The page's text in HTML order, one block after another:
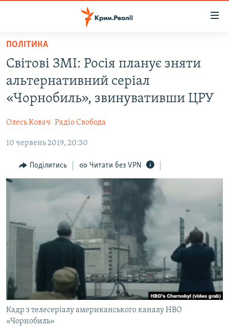
Перейти
основного
матеріалу
Перейти
до
основної
Перейти
пошуку
ВІДЕО ТА ФОТО
БЛОГИ
ПОГЛЯД
ІНТЕРВ'Ю
ВСЕ ЗА ДЕНЬ
СПЕЦПРОЕКТИ
ВІДЕОУРОКИ «ELIFBE»
СВІДЧЕННЯ ОКУПАЦІЇ
УКРАЇНСЬКА ПРОБЛЕМА КРИМУ
ІНФОГРАФІКА
ЯК ОБІЙТИ БЛОКУВАННЯ
Русский
Qırımtatar
ДОЛУЧАЙСЯ!
ПОЛІТИКА
Світові ЗМІ: Росія планує зняти
альтернативний серіал
«Чорнобиль», звинувативши ЦРУ
Олесь Ковач Радіо Свобода
10 червень 2019, 20:30
Поділитись Читати без VPN
Кадр з телесеріалу американського каналу НВО
«Чорнобиль»